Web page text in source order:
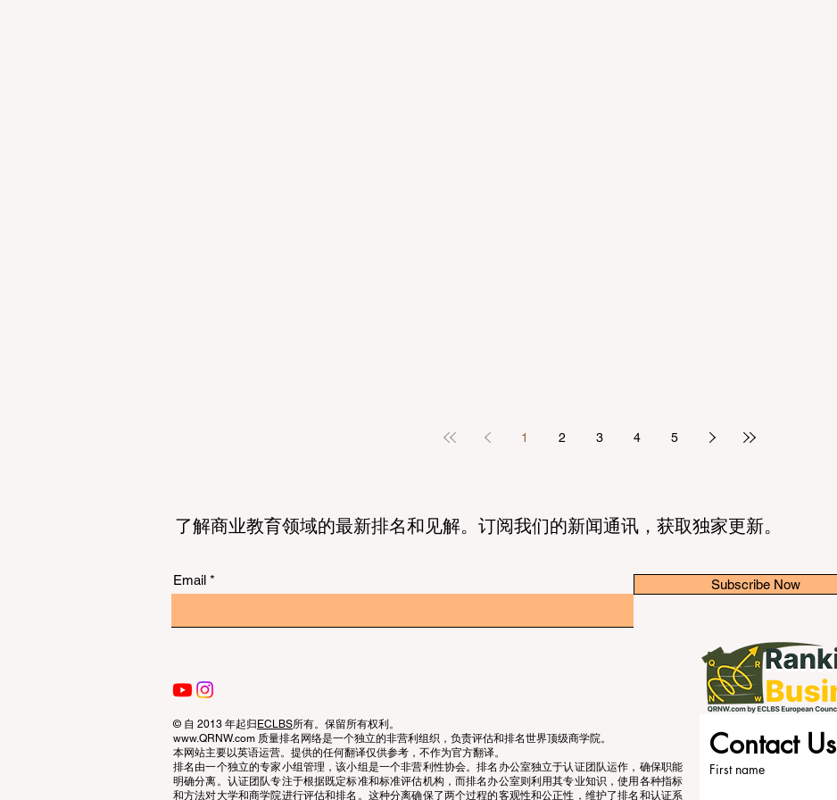
1 2 3 4 5
了解商业教育领域的最新排名和见解。订阅我们的新闻通讯，获取独家更新。
Email Subscribe Now
© 自 2013 年起归ECLBS所有。保留所有权利。
www.QRNW.com 质量排名网络是一个独立的非营利组织，负责评估和排名世界顶级商学院。
本网站主要以英语运营。提供的任何翻译仅供参考，不作为官方翻译。
排名由一个独立的专家小组管理，该小组是一个非营利性协会。排名办公室独立于认证团队运作，确保职能
明确分离。认证团队专注于根据既定标准和标准评估机构，而排名办公室则利用其专业知识，使用各种指标
和方法对大学和商学院进行评估和排名。这种分离确保了两个过程的客观性和公正性，维护了排名和认证系
Contact Us
First name